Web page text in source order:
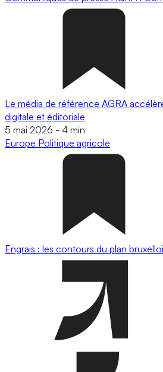
Le média de référence AGRA
digitale et éditoriale
5 mai 2026 - 4 min
Europe Politique agricole
Engrais : les contours du plan